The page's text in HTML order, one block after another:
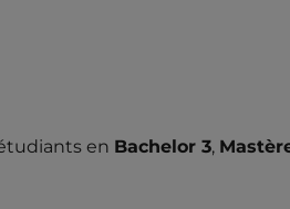
en Bachelor 3,